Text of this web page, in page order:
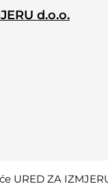
d.o.o.
URED ZA